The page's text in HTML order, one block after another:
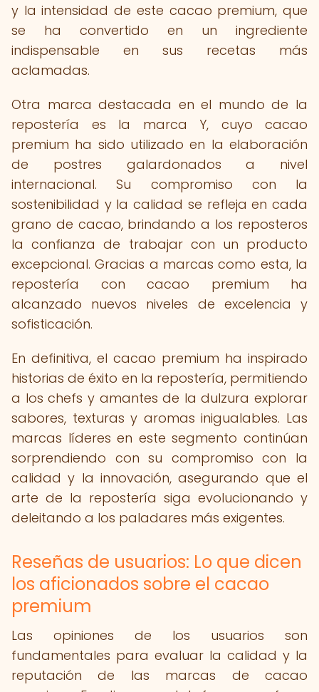
y la intensidad de este cacao premium, que
se ha convertido en un ingrediente
indispensable en sus recetas más
aclamadas.
Otra marca destacada en el mundo de la
repostería es la marca Y, cuyo cacao
premium ha sido utilizado en la elaboración
de postres galardonados a nivel
internacional. Su compromiso con la
sostenibilidad y la calidad se refleja en cada
grano de cacao, brindando a los reposteros
la confianza de trabajar con un producto
excepcional. Gracias a marcas como esta, la
repostería con cacao premium ha
alcanzado nuevos niveles de excelencia y
sofisticación.
En definitiva, el cacao premium ha inspirado
historias de éxito en la repostería, permitiendo
a los chefs y amantes de la dulzura explorar
sabores, texturas y aromas inigualables. Las
marcas líderes en este segmento continúan
sorprendiendo con su compromiso con la
calidad y la innovación, asegurando que el
arte de la repostería siga evolucionando y
deleitando a los paladares más exigentes.
Reseñas de usuarios: Lo que dicen
los aficionados sobre el cacao
premium
Las opiniones de los usuarios son
fundamentales para evaluar la calidad y la
reputación de las marcas de cacao